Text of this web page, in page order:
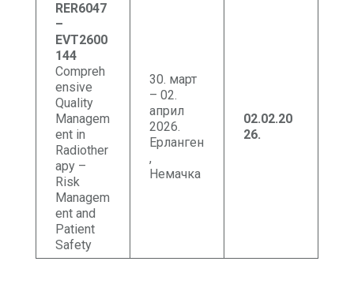
RER6047
–
EVT2600
144
Compreh
ensive
Quality
Managem
ent in
Radiother
apy –
Risk
Managem
ent and
Patient
Safety
30. март
– 02.
април
2026.
Ерланген
,
Немачка
02.02.20
26.